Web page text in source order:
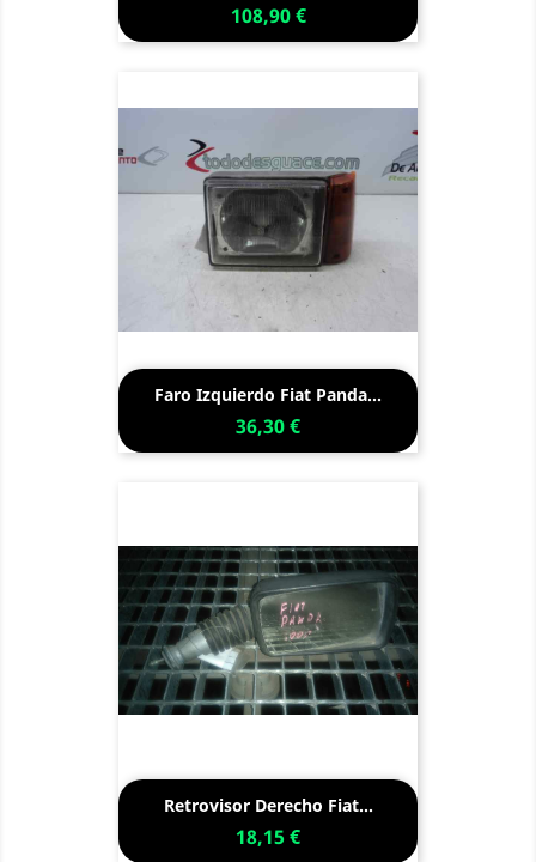
108,90 €
Faro Izquierdo Fiat Panda...
36,30 €
Retrovisor Derecho Fiat...
18,15 €